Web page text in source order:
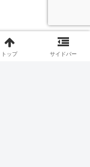
トップ サイドバー